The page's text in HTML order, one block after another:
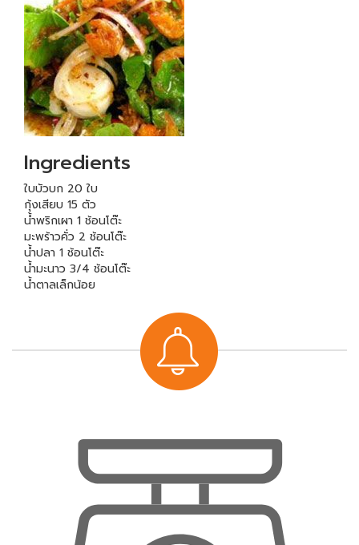
Ingredients
ใบบัวบก 20 ใบ
กุ้งเสียบ 15 ตัว
น้ำพริกเผา 1 ช้อนโต๊ะ
มะพร้าวคั่ว 2 ช้อนโต๊ะ
น้ำปลา 1 ช้อนโต๊ะ
น้ำมะนาว 3/4 ช้อนโต๊ะ
น้ำตาลเล็กน้อย